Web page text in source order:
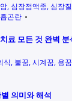
심장점액종 심장
곤란
료 모든 것 완벽 분
식 불꿈 시계꿈 용꿈
의미와 해석